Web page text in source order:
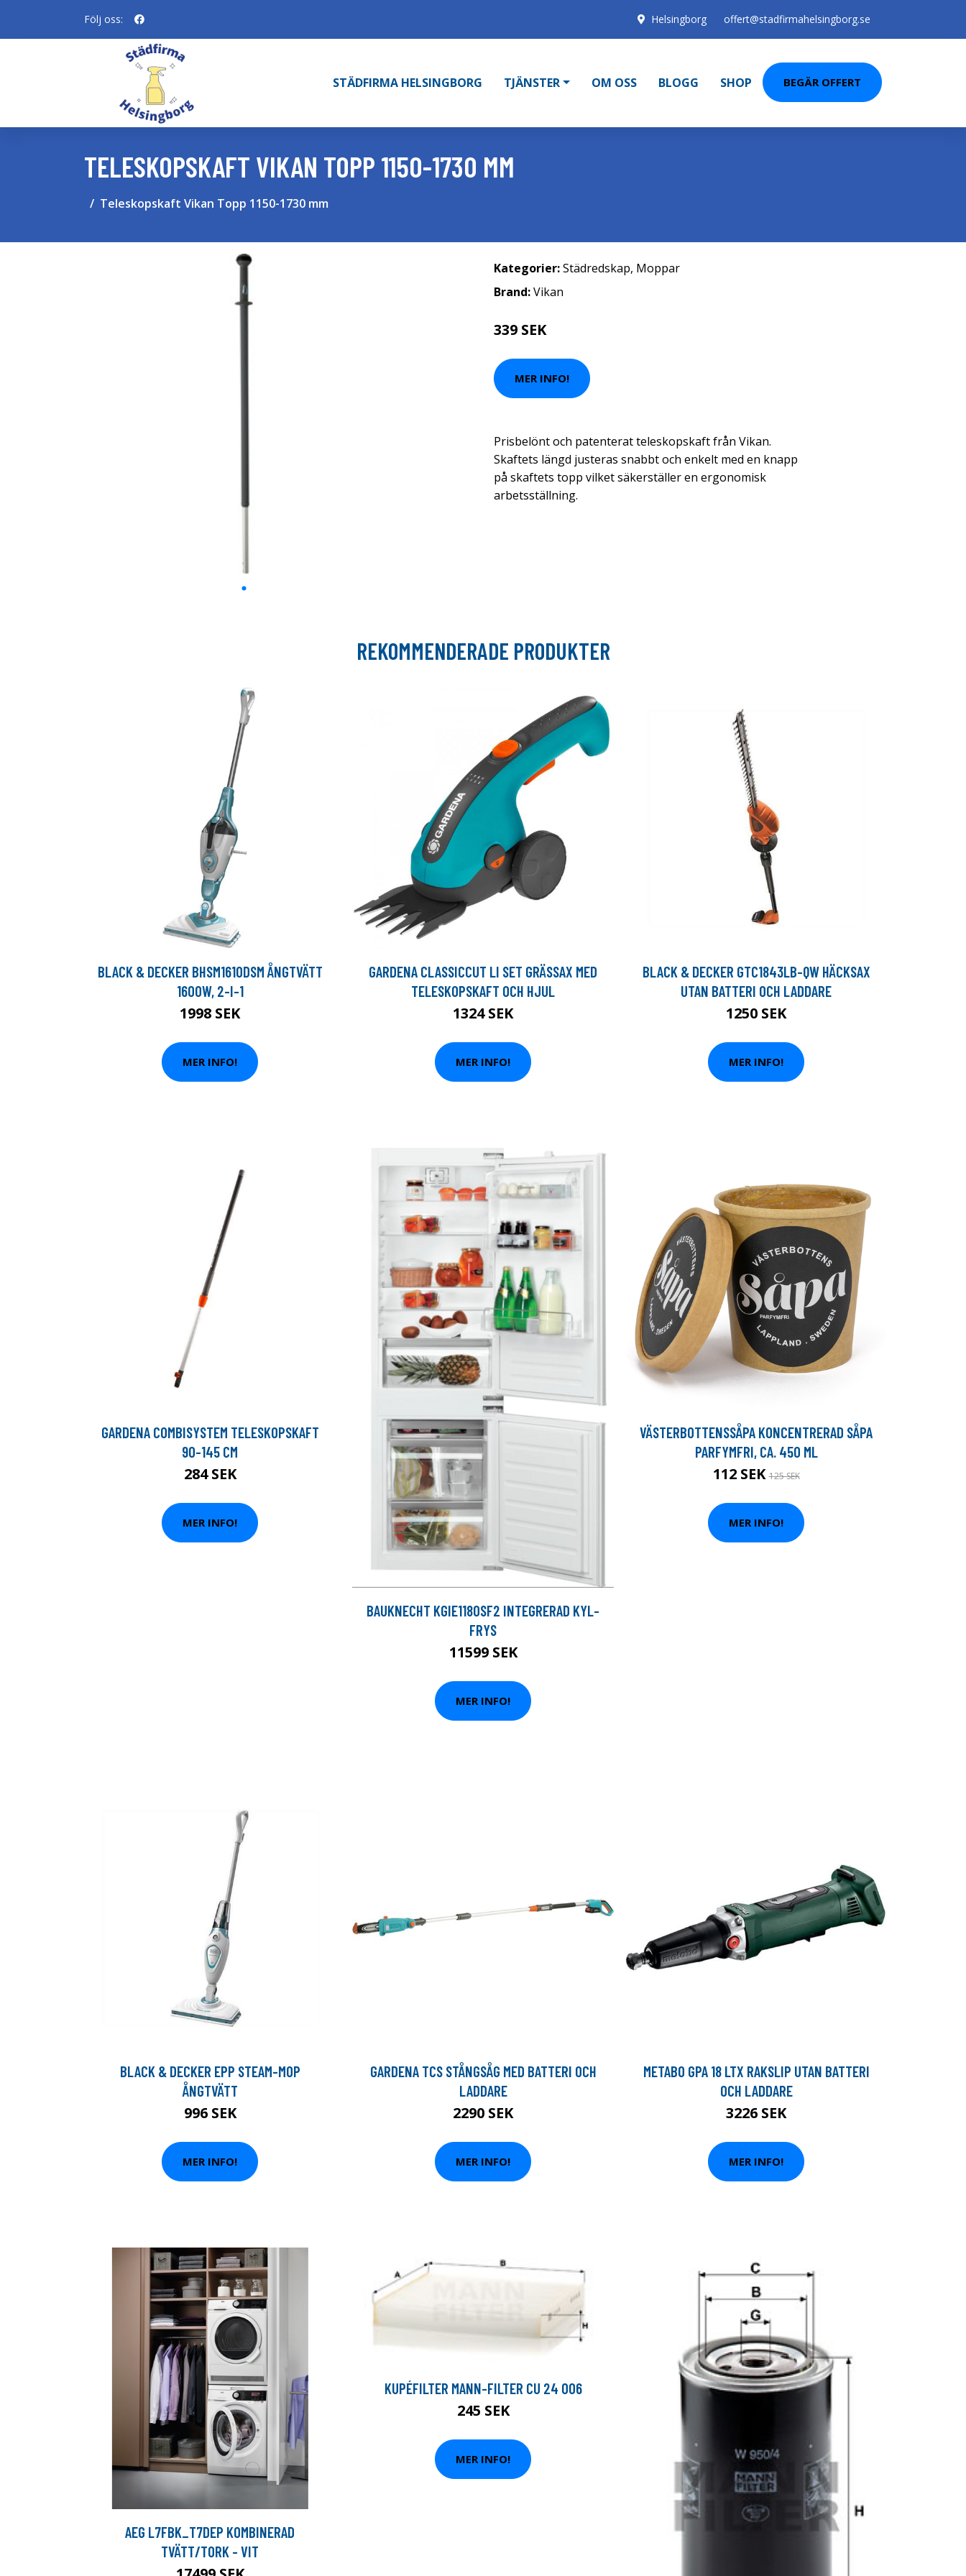
Följ oss: Helsingborg offert@stadfirmahelsingborg.se
STÄDFIRMA HELSINGBORG TJÄNSTER OM OSS BLOGG SHOP BEGÄR OFFERT
TELESKOPSKAFT VIKAN TOPP 1150-1730 MM
Teleskopskaft Vikan Topp 1150-1730 mm
Kategorier:Städredskap, Moppar
Brand:Vikan
339 SEK
MER INFO!
Prisbelönt och patenterat teleskopskaft från Vikan.
Skaftets längd justeras snabbt och enkelt med en knapp
på skaftets topp vilket säkerställer en ergonomisk
arbetsställning.
REKOMMENDERADE PRODUKTER
BLACK & DECKER BHSM1610DSM ÅNGTVÄTT
1600W, 2-I-1
1998 SEK
MER INFO!
GARDENA CLASSICCUT LI SET GRÄSSAX MED
TELESKOPSKAFT OCH HJUL
1324 SEK
MER INFO!
BLACK & DECKER GTC1843LB-QW HÄCKSAX
UTAN BATTERI OCH LADDARE
1250 SEK
MER INFO!
GARDENA COMBISYSTEM TELESKOPSKAFT
90-145 CM
284 SEK
MER INFO!
BAUKNECHT KGIE1180SF2 INTEGRERAD KYL-
FRYS
11599 SEK
MER INFO!
VÄSTERBOTTENSSÅPA KONCENTRERAD SÅPA
PARFYMFRI, CA. 450 ML
112 SEK125 SEK
MER INFO!
BLACK & DECKER EPP STEAM-MOP
ÅNGTVÄTT
996 SEK
MER INFO!
GARDENA TCS STÅNGSÅG MED BATTERI OCH
LADDARE
2290 SEK
MER INFO!
METABO GPA 18 LTX RAKSLIP UTAN BATTERI
OCH LADDARE
3226 SEK
MER INFO!
AEG L7FBK_T7DEP KOMBINERAD
TVÄTT/TORK - VIT
KUPÉFILTER MANN-FILTER CU 24 006
245 SEK
MER INFO!